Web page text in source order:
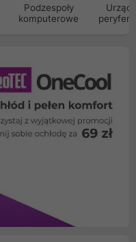
Podzespoły
komputerowe